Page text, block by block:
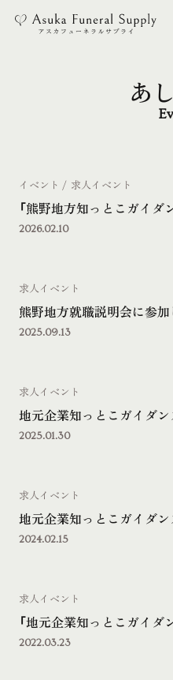
あ
「熊野地方知っとこガイダ
イベント 求人イベント
2026.02.10
熊野地方就職説明会に参加
求人イベント
2025.09.13
地元企業知っとこガイダ
求人イベント
2025.01.30
地元企業知っとこガイダ
求人イベント
2024.02.15
「地元企業知っとこガイダ
求人イベント
2022.03.23